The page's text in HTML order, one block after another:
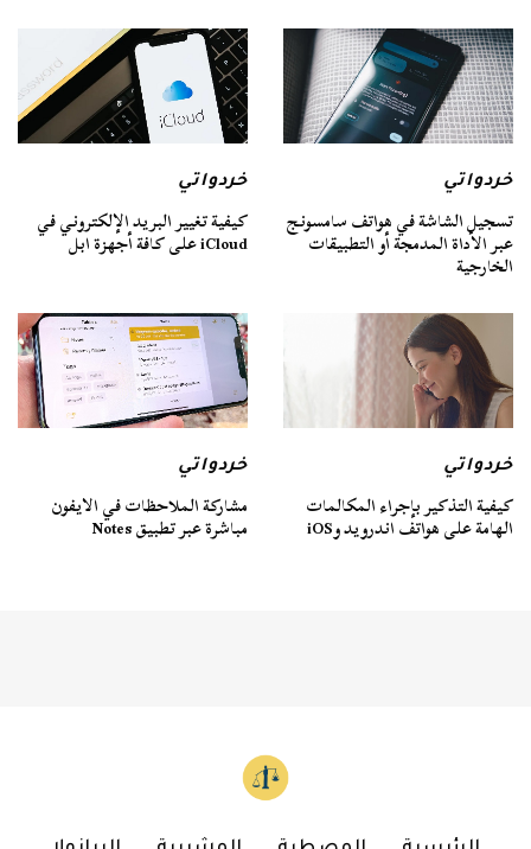
خردواتي
تسجيل الشاشة في هواتف سامسونج
عبر الأداة المدمجة أو التطبيقات
الخارجية
خردواتي
كيفية تغيير البريد الإلكتروني في
iCloud على كافة أجهزة ابل
خردواتي
كيفية التذكير بإجراء المكالمات
الهامة على هواتف اندرويد وiOS
خردواتي
مشاركة الملاحظات في الايفون
مباشرة عبر تطبيق Notes